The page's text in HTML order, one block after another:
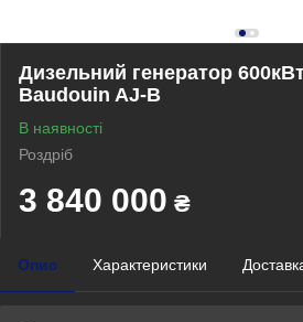
Дизельний генератор
Baudouin AJ-B
В наявності
Роздріб
3 840 000 ₴
Опис Характеристики